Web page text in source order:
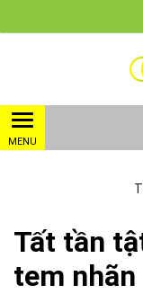
Tất tần
tem nhãn